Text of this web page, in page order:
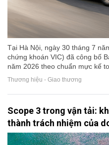
Tại Hà Nội, ngày 30 tháng 7
chứng khoán VIC) đã công bố
năm 2026 theo chuẩn mực kế
Thương hiệu - Giao thương
Scope 3 trong vận tải:
thành trách nhiệm của